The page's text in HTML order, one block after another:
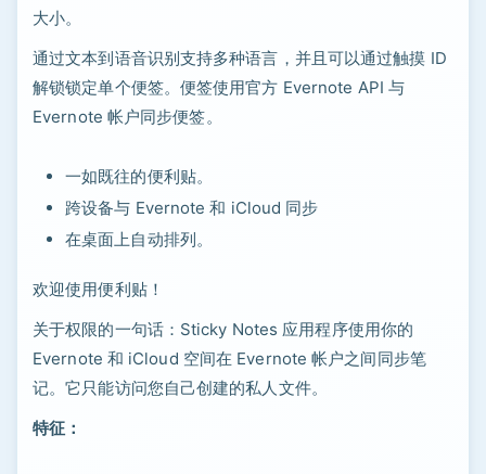
大小。
通过文本到语音识别支持多种语言，并且可以通过触摸 ID
解锁锁定单个便签。便签使用官方 Evernote API 与
Evernote 帐户同步便签。
一如既往的便利贴。
跨设备与 Evernote 和 iCloud 同步
在桌面上自动排列。
欢迎使用便利贴！
关于权限的一句话：Sticky Notes 应用程序使用你的
Evernote 和 iCloud 空间在 Evernote 帐户之间同步笔
记。它只能访问您自己创建的私人文件。
特征：